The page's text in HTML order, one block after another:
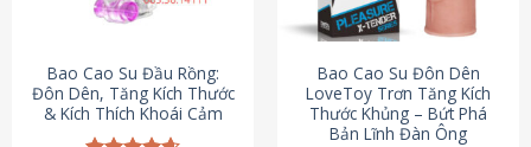
có
chọn
trên
trang
Bao Cao Su Đầu Rồng:
Đôn Dên, Tăng Kích Thước
& Kích Thích Khoái Cảm
Bao Cao Su Đôn Dên
LoveToy Trơn Tăng Kích
Thước Khủng – Bứt Phá
Bản Lĩnh Đàn Ông